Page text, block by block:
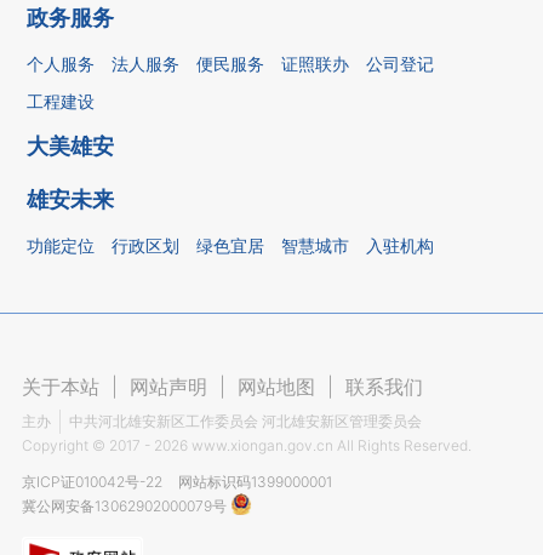
政务服务
个人服务 法人服务 便民服务 证照联办
公司登记
工程建设
大美雄安
雄安未来
功能定位 行政区划 绿色宜居 智慧城市 入驻机构
关于本站 网站声明 网站地图 联系我们
主办
中共河北雄安新区工作委员会 河北雄安新区管理委员会
Copyright © 2017 - 2026 www.xiongan.gov.cn All Rights Reserved.
京ICP证010042号-22
网站标识码1399000001
冀公网安备13062902000079号